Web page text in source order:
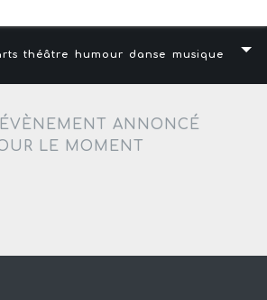
théâtre humour danse musique
ANNONCÉ
LE MOMENT